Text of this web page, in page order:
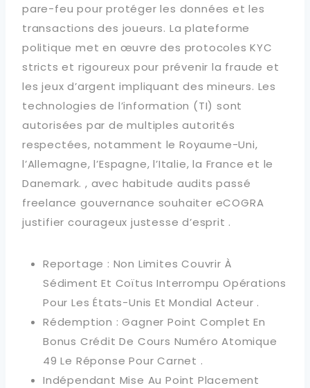
pare-feu pour protéger les données et les
transactions des joueurs. La plateforme
politique met en œuvre des protocoles KYC
stricts et rigoureux pour prévenir la fraude et
les jeux d’argent impliquant des mineurs. Les
technologies de l’information (TI) sont
autorisées par de multiples autorités
respectées, notamment le Royaume-Uni,
l’Allemagne, l’Espagne, l’Italie, la France et le
Danemark. , avec habitude audits passé
freelance gouvernance souhaiter eCOGRA
justifier courageux justesse d’esprit .
Reportage : Non Limites Couvrir À
Sédiment Et Coïtus Interrompu Opérations
Pour Les États-Unis Et Mondial Acteur .
Rédemption : Gagner Point Complet En
Bonus Crédit De Cours Numéro Atomique
49 Le Réponse Pour Carnet .
Indépendant Mise Au Point Placement